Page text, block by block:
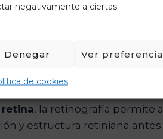
negativamente a ciertas
Denegar Ver
de cookies
de
la retina. Sin embargo,
capturar imágenes de
amplia de la retina.
retina, la retinografía permite a
y estructura retiniana antes